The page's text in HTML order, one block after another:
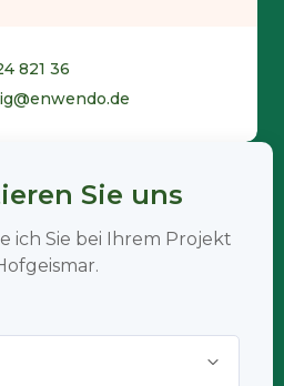
821 36
Sie uns
ich Sie bei Ihrem Projekt